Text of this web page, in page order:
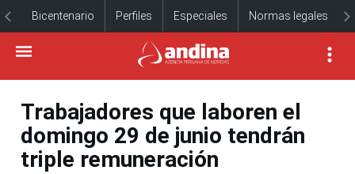
Bicentenario Perfiles Especiales Normas legales
Trabajadores que laboren el
domingo 29 de junio tendrán
triple remuneración